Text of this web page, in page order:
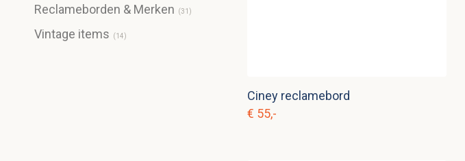
Reclameborden & Merken (31 )
Vintage items (14)
Ciney reclamebord
€ 55,-